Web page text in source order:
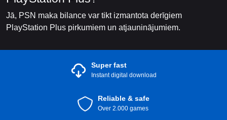
Jā, PSN maka bilance var tikt izmantota derīgiem
PlayStation Plus pirkumiem un atjauninājumiem.
Super fast
Instant digital download
Reliable & safe
Over 2.000 games